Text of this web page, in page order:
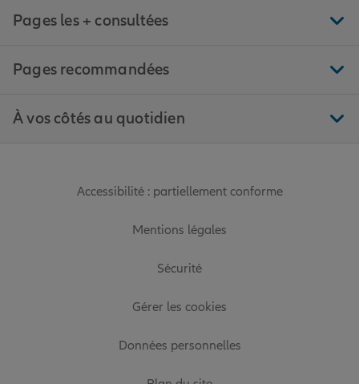
Pages les + consultées
Pages recommandées
À vos côtés au quotidien
Accessibilité : partiellement conforme
Mentions légales
Sécurité
Gérer les cookies
Données personnelles